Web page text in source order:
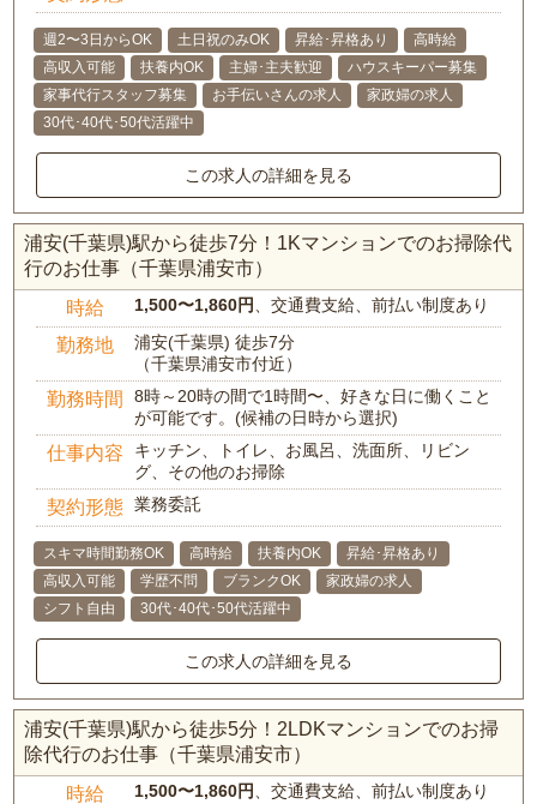
週2〜3日からOK 土日祝のみOK 昇給･昇格あり
高時給
高収入可能
扶養内OK 主婦･主夫歓迎
ハウスキーパー募集
家事代行スタッフ募集
お手伝いさんの求人
家政婦の求人
30代･40代･50代活躍中
この求人の詳細を見る
浦安(千葉県)駅から徒歩7分！1Kマンションでのお掃除代
行のお仕事（千葉県浦安市）
時給 1,500〜1,860円 、交通費支給、前払い制度あり
勤務地
浦安(千葉県) 徒歩7分
（千葉県浦安市付近）
勤務時間
8時～20時の間で1時間〜、好きな日に働くこと
が可能です。(候補の日時から選択)
仕事内容
キッチン、トイレ、お風呂、洗面所、リビン
グ、その他のお掃除
契約形態 業務委託
スキマ時間勤務OK 高時給 扶養内OK
昇給･昇格あり
高収入可能
学歴不問 ブランクOK
家政婦の求人
シフト自由
30代･40代･50代活躍中
この求人の詳細を見る
浦安(千葉県)駅から徒歩5分！2LDKマンションでのお掃
除代行のお仕事（千葉県浦安市）
時給 1,500〜1,860円 、交通費支給、前払い制度あり